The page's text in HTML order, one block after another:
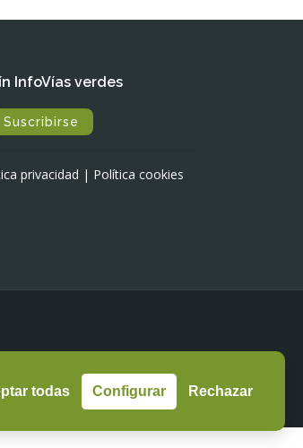
todas Configurar Rechazar
InfoVías verdes
Suscribirse
privacidad | Política cookies